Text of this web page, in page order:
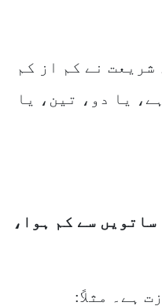
نے کم از کم
یا دو، تین، یا
سے کم ہوا،
ہے۔ مثلاً: